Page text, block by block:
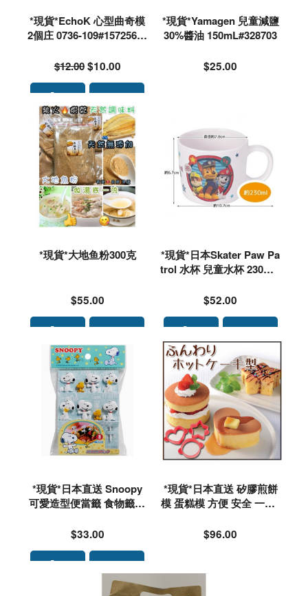
*現貨*EchoK 心型曲奇模
2個庄 0736-109#157256🌟
🙏🏻🥰🥰
$12.00$10.00
*現貨*Yamagen 兒童減鹽
30%醬油 150mL#328703
$25.00
*現貨*大地鱼粉300克
$55.00
*現貨*日本Skater Paw Pa
trol 水杯 兒童水杯 230ml#
$52.00
*現貨*日本直送 Snoopy
可愛造型便當籤 食物籤#1
$33.00
*現貨*日本直送 矽膠煎餅
模 蛋糕模 方便 安全 一套3
$96.00